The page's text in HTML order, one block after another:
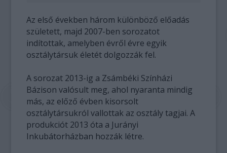
Az első években három különböző előadás
született, majd 2007-ben sorozatot
indítottak, amelyben évről évre egyik
osztálytársuk életét dolgozzák fel.
A sorozat 2013-ig a Zsámbéki Színházi
Bázison valósult meg, ahol nyaranta mindig
más, az előző évben kisorsolt
osztálytársukról vallottak az osztály tagjai. A
produkciót 2013 óta a Jurányi
Inkubátorházban hozzák létre.